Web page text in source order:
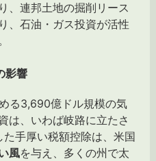
、連邦土地の掘削リース
、石油・ガス投資が活性
影響
る3,690億ドル規模の気
は、いわば岐路に立たさ
手厚い税額控除は、米国
風を与え、多くの州で太